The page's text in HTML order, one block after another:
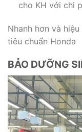
cho KH với chi
Nhanh hơn và
tiêu chuẩn Honda
BẢO DƯỠNG